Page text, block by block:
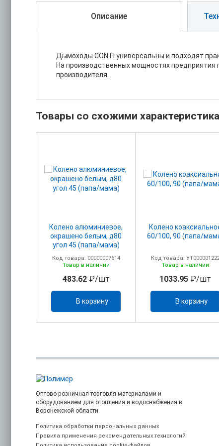
Описание
Дымоходы CONTI универсальны и подходят
На производственных мощностях предприятия
производителя.
Товары со схожими
Колено алюминиевое,
окрашено белым, д80
угол 45 (папа/мама)
Код товара: 00000007614
Товар в наличии
483.62₽/шт
В корзину
Колено
60/100, 90 (папа/
Код товара:
Товар в наличии
1033.95 ₽/шт
В корзину
Оптово-розничная торговля материалами и
оборудованием для отопления и водоснабжения в
Воронежской области.
Политика обработки персональных данных
Правила применения рекомендательных технологий